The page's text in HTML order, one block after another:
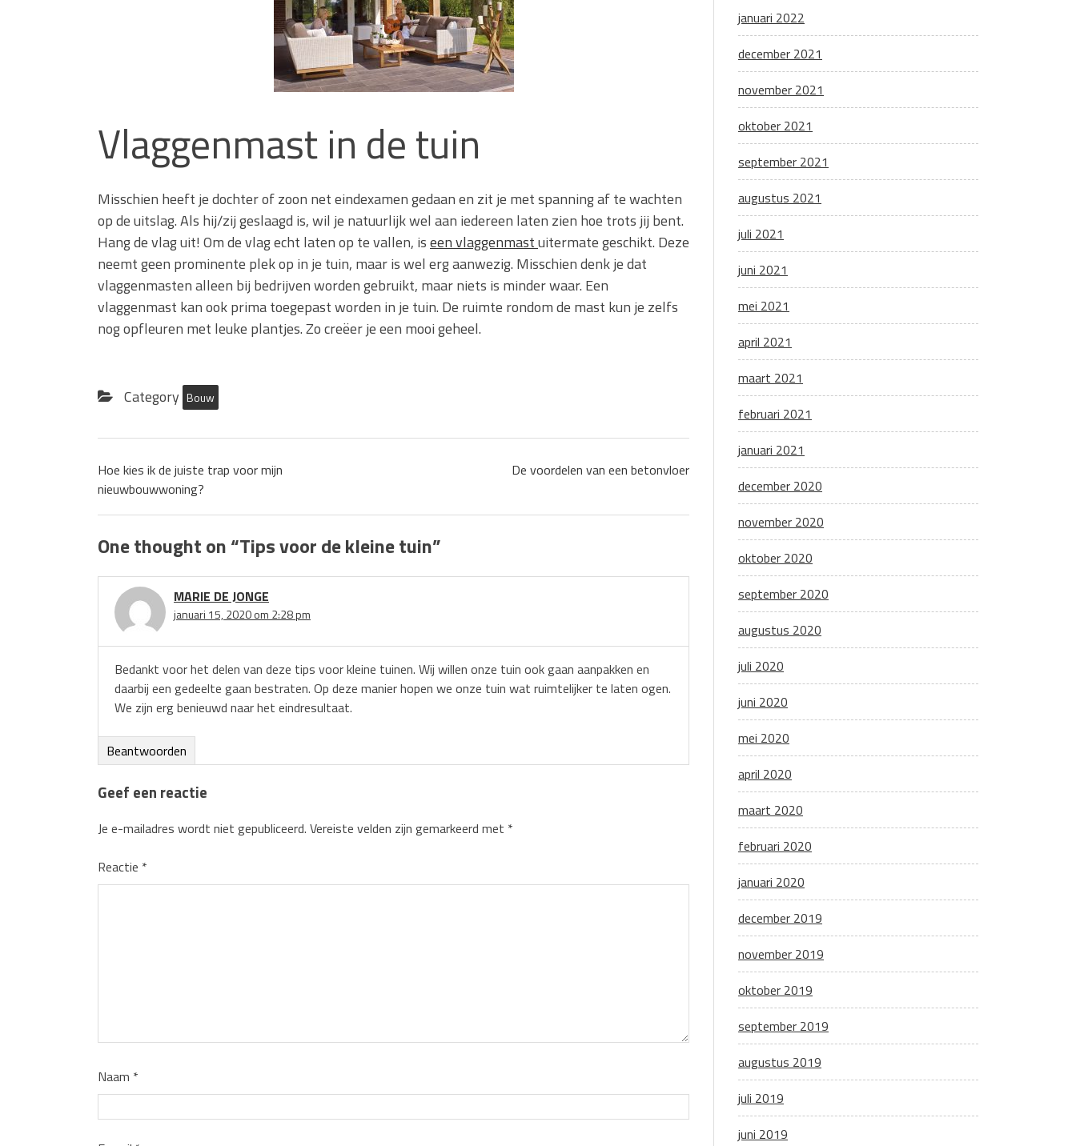
Vlaggenmast in de tuin
Misschien heeft je dochter of zoon net eindexamen gedaan en zit je met spanning af te wachten
op de uitslag. Als hij/zij geslaagd is, wil je natuurlijk wel aan iedereen laten zien hoe trots jij bent.
Hang de vlag uit! Om de vlag echt laten op te vallen, iseen vlaggenmastuitermate geschikt. Deze
neemt geen prominente plek op in je tuin, maar is wel erg aanwezig. Misschien denk je dat
vlaggenmasten alleen bij bedrijven worden gebruikt, maar niets is minder waar. Een
vlaggenmast kan ook prima toegepast worden in je tuin. De ruimte rondom de mast kun je zelfs
nog opfleuren met leuke plantjes. Zo creëer je een mooi geheel.
Category Bouw
Hoe kies ik de juiste trap voor mijn
nieuwbouwwoning?
De voordelen van een betonvloer
One thought on “Tips voor de kleine tuin”
MARIE DE JONGE
januari 15, 2020 om 2:28 pm
Bedankt voor het delen van deze tips voor kleine tuinen. Wij willen onze tuin ook gaan aanpakken en
daarbij een gedeelte gaan bestraten. Op deze manier hopen we onze tuin wat ruimtelijker te laten ogen.
We zijn erg benieuwd naar het eindresultaat.
Beantwoorden
Geef een reactie
Je e-mailadres wordt niet gepubliceerd. Vereiste velden zijn gemarkeerd met *
Reactie *
Naam *
januari 2022
december 2021
november 2021
oktober 2021
september 2021
augustus 2021
juli 2021
juni 2021
mei 2021
april 2021
maart 2021
februari 2021
januari 2021
december 2020
november 2020
oktober 2020
september 2020
augustus 2020
juli 2020
juni 2020
mei 2020
april 2020
maart 2020
februari 2020
januari 2020
december 2019
november 2019
oktober 2019
september 2019
augustus 2019
juli 2019
juni 2019